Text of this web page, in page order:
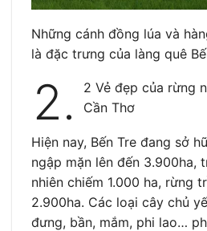
Những cánh đồng lúa và
là đặc trưng của làng quê
2.
2 Vẻ đẹp của rừng
Cần Thơ
Hiện nay, Bến Tre đang sở
ngập mặn lên đến 3.900ha,
nhiên chiếm 1.000 ha, rừng
2.900ha. Các loại cây chủ
đưng, bần, mắm, phi lao…